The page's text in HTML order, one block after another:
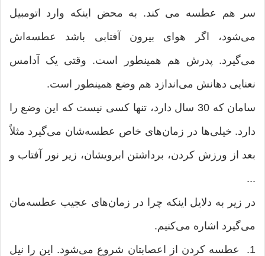
سر هم عطسه می کند. به محض اینکه وارد اتومبیل
می‌شود، اگر هوای بیرون آفتابی باشد عطسه‌اش
می‌‌‌گیرد. پدرش هم همینطور است. وقتی یک آدامس
نعنایی دهانش می‌اندازد هم وضع همینطور است.
سامان که 30 سال دارد، تنها کسی نیست که این وضع را
دارد. خیلی‌ها در زمان‌های خاص عطسه‌شان می‌گیرد مثلاً
بعد از ورزش کردن، برداشتن ابرویشان، زیر نور آفتاب و
...
در زیر به دلایل اینکه چرا در زمان‌های عجیب عطسه‌مان
می‌گیرد اشاره می‌کنیم.
1. عطسه کردن از اعصابتان شروع می‌شود. این را نیل